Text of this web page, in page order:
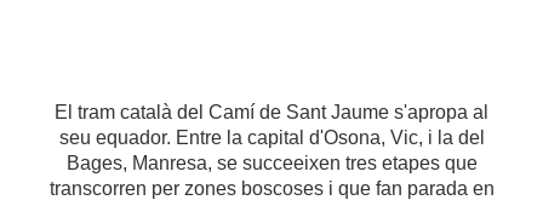
El tram català del Camí de Sant Jaume s'apropa al
seu equador. Entre la capital d'Osona, Vic, i la del
Bages, Manresa, se succeeixen tres etapes que
transcorren per zones boscoses i que fan parada en